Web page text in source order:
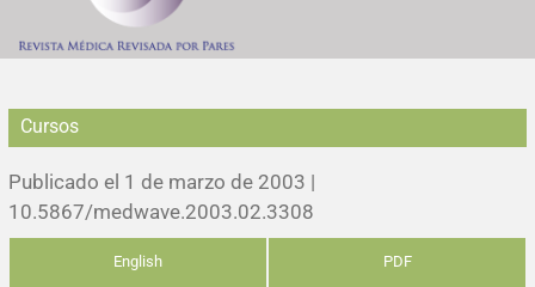
De los editores
Editoriales
Comentarios
Estudios originales
Cursos
Publicado el 1 de marzo de 2003 |
10.5867/medwave.2003.02.3308
English PDF